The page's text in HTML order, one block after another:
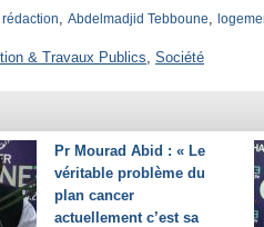
, Abdelmadjid Tebboune,
& Travaux Publics, Société
Pr Mourad Abid : « Le
véritable problème du
plan cancer
actuellement c’est sa